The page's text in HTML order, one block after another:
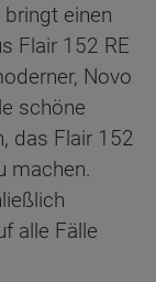
einen
Flair 152 RE
Novo
schöne
das Flair 152
machen.
alle Fälle